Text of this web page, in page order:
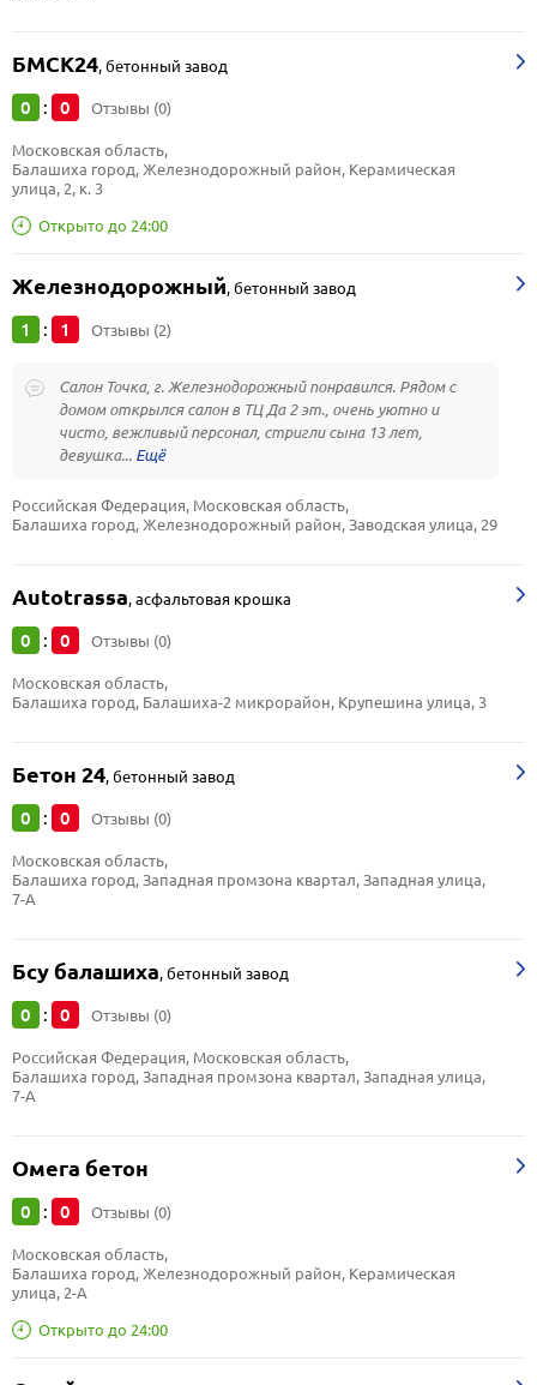
БМСК24,бетонный завод
0 : 0 Отзывы (0)
Открыто до 24:00
Московская область,
Балашиха город, Железнодорожный район, Керамическая
улица, 2, к. 3
Железнодорожный,бетонный завод
1 : 1 Отзывы (2)
Салон Точка, г. Железнодорожный понравился. Рядом с
домом открылся салон в ТЦ Да 2 эт., очень уютно и
чисто, вежливый персонал, стригли сына 13 лет,
девушка...
Российская Федерация, Московская область,
Балашиха город, Железнодорожный район, Заводская улица, 29
Autotrassa,асфальтовая крошка
0 : 0 Отзывы (0)
Московская область,
Балашиха город, Балашиха-2 микрорайон, Крупешина улица, 3
Бетон 24,бетонный завод
0 : 0 Отзывы (0)
Московская область,
Балашиха город, Западная промзона квартал, Западная улица,
7-А
Бсу балашиха,бетонный завод
0 : 0 Отзывы (0)
Российская Федерация, Московская область,
Балашиха город, Западная промзона квартал, Западная улица,
7-А
Омега бетон
0 : 0 Отзывы (0)
Открыто до 24:00
Московская область,
Балашиха город, Железнодорожный район, Керамическая
улица, 2-А